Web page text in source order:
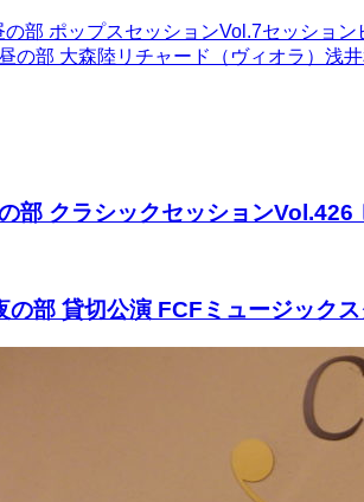
部 ポップスセッションVol.7セッション
の部 大森陸リチャード（ヴィオラ）浅井
部 クラシックセッションVol.426
の部 貸切公演 FCFミュージック